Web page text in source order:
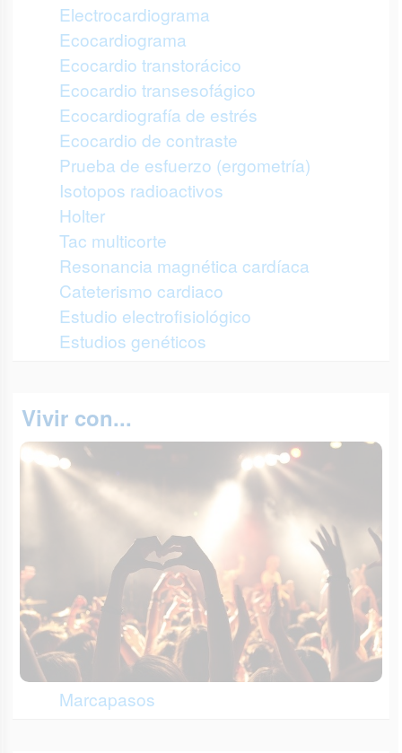
Electrocardiograma
Ecocardiograma
Ecocardio transtorácico
Ecocardio transesofágico
Ecocardiografía de estrés
Ecocardio de contraste
Prueba de esfuerzo (ergometría)
Isotopos radioactivos
Holter
Tac multicorte
Resonancia magnética cardíaca
Cateterismo cardiaco
Estudio electrofisiológico
Estudios genéticos
Vivir con...
Marcapasos